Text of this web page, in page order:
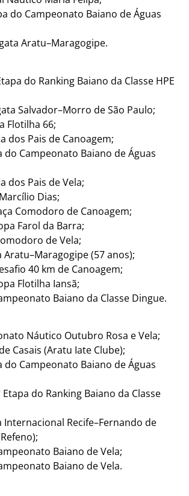
do Campeonato Baiano de Águas
Aratu–Maragogipe.
do Ranking Baiano da Classe HPE
Salvador–Morro de São Paulo;
Flotilha 66;
dos Pais de Canoagem;
do Campeonato Baiano de Águas
dos Pais de Vela;
Dias;
Comodoro de Canoagem;
Farol da Barra;
de Vela;
Aratu–Maragogipe (57 anos);
40 km de Canoagem;
Flotilha Iansã;
Baiano da Classe Dingue.
Náutico Outubro Rosa e Vela;
Casais (Aratu Iate Clube);
do Campeonato Baiano de Águas
Etapa do Ranking Baiano da Classe
Internacional Recife–Fernando de
Baiano de Vela;
Baiano de Vela.